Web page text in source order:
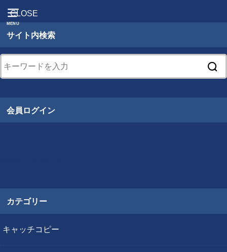
MENU
CLOSE
サイト内検索
会員ログイン
カテゴリー
キャッチコピー